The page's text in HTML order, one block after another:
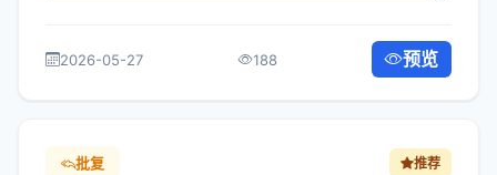
构： 为深入贯彻落实习近平总书记关于关...
2026-05-27 188 预览
批复 推荐